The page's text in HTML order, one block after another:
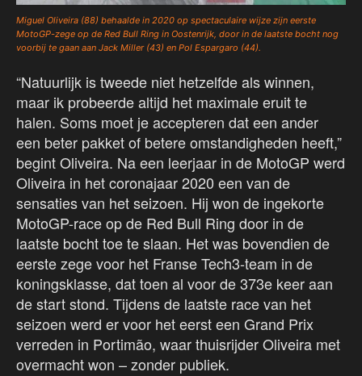
Miguel Oliveira (88) behaalde in 2020 op spectaculaire wijze zijn eerste
MotoGP-zege op de Red Bull Ring in Oostenrijk, door in de laatste bocht nog
voorbij te gaan aan Jack Miller (43) en Pol Espargaro (44).
“Natuurlijk is tweede niet hetzelfde als winnen,
maar ik probeerde altijd het maximale eruit te
halen. Soms moet je accepteren dat een ander
een beter pakket of betere omstandigheden heeft,”
begint Oliveira. Na een leerjaar in de MotoGP werd
Oliveira in het coronajaar 2020 een van de
sensaties van het seizoen. Hij won de ingekorte
MotoGP-race op de Red Bull Ring door in de
laatste bocht toe te slaan. Het was bovendien de
eerste zege voor het Franse Tech3-team in de
koningsklasse, dat toen al voor de 373e keer aan
de start stond. Tijdens de laatste race van het
seizoen werd er voor het eerst een Grand Prix
verreden in Portimão, waar thuisrijder Oliveira met
overmacht won – zonder publiek.